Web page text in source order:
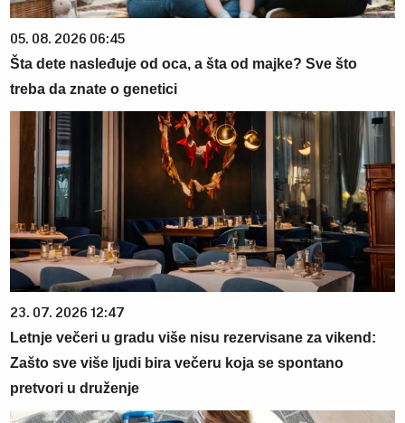
05. 08. 2026 06:45
Šta dete nasleđuje od oca, a šta od majke? Sve što
treba da znate o genetici
23. 07. 2026 12:47
Letnje večeri u gradu više nisu rezervisane za vikend:
Zašto sve više ljudi bira večeru koja se spontano
pretvori u druženje